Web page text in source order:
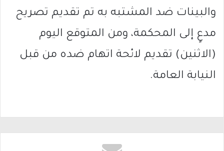
والبينات ضد المشتبه به تم تقديم تصريح
مدعٍ إلى المحكمة، ومن المتوقع اليوم
(الاثنين) تقديم لائحة اتهام ضده من قبل
النيابة العامة.